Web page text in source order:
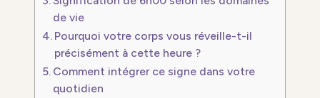
de vie
Pourquoi votre corps vous réveille-t-il
précisément à cette heure ?
Comment intégrer ce signe dans votre
quotidien